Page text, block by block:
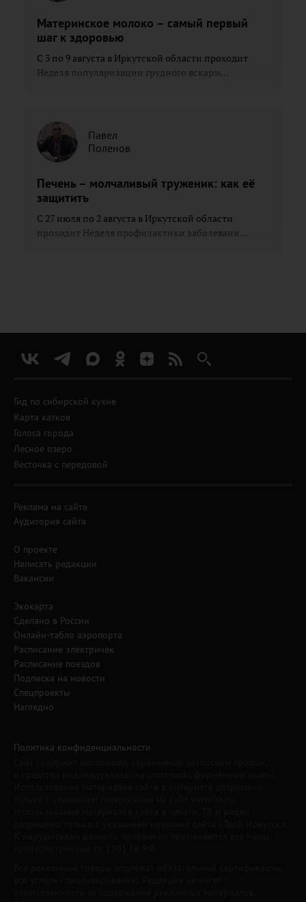
Материнское молоко – самый первый
шаг к здоровью
С 3 по 9 августа в Иркутской области проходит
Неделя популяризации грудного вскарм...
Павел
Поленов
Печень – молчаливый труженик: как её
защитить
С 27 июля по 2 августа в Иркутской области
проходит Неделя профилактики заболевани...
Гид по сибирской кухне
Карта катков
Голоса города
Лесное озеро
Весточка с передовой
Реклама на сайте
Аудитория сайта
О проекте
Написать редакции
Вакансии
Экокарта
Сделано в России
Онлайн-табло аэропорта
Расписание электричек
Расписание поездов
Подписка на новости
Спецпроекты
Наглядно
Политика конфиденциальности